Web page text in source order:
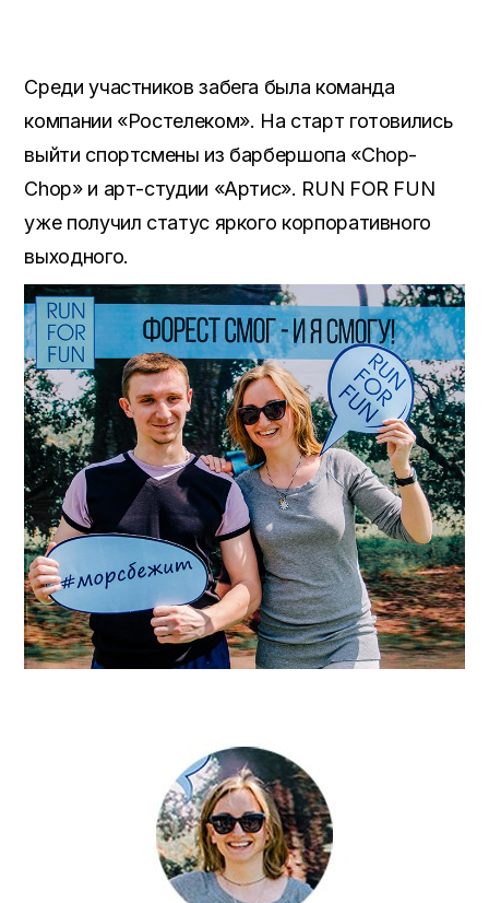
Среди участников забега была команда
компании «Ростелеком». На старт готовились
выйти спортсмены из барбершопа «Chop-
Chop» и арт-студии «Артис». RUN FOR FUN
уже получил статус яркого корпоративного
выходного.